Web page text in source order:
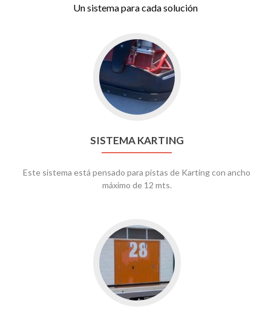
Un sistema para cada solución
Ir
a
Sistema
Karting
SISTEMA KARTING
Este sistema está pensado para pistas de Karting con ancho
máximo de 12 mts.
Ir
a
Sistema
Circuito